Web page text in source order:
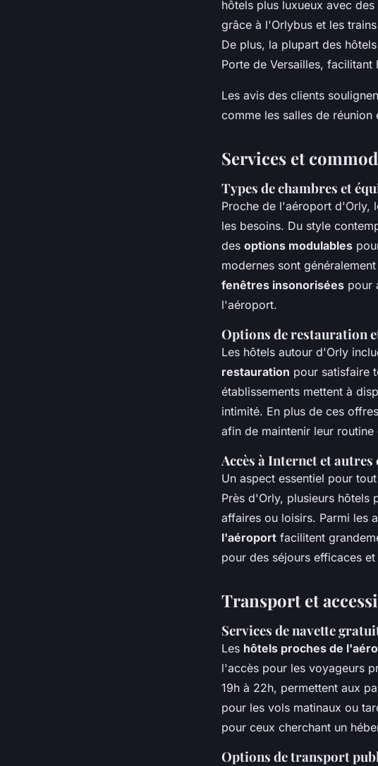
hôtels plus luxueux avec
grâce à l'Orlybus et les
De plus, la plupart des
Porte de Versailles,
Les avis des clients
comme les salles de
Services et
Types de chambres et
Proche de l'aéroport d'Orly,
les besoins. Du style
des options modulables
modernes sont
fenêtres insonorisées pour
l'aéroport.
Options de restauration
Les hôtels autour d'Orly
restauration pour satisfaire
établissements mettent à
intimité. En plus de ces
afin de maintenir leur
Accès à Internet et
Un aspect essentiel pour
Près d'Orly, plusieurs hôtels
affaires ou loisirs. Parmi les
l'aéroport facilitent
pour des séjours efficaces
Transport et
Services de navette
Les hôtels proches de
l'accès pour les voyageurs
19h à 22h, permettent aux
pour les vols matinaux ou
pour ceux cherchant un
Options de transport